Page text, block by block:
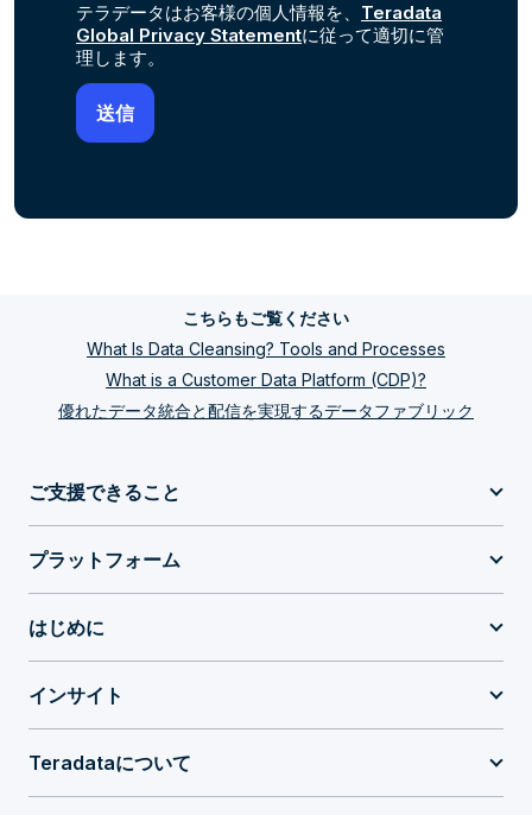
テラデータはお客様の個人情報を、 Teradata
Global Privacy Statementに従って適切に管
理します。
こちらもご覧ください
What Is Data Cleansing? Tools and Processes
What is a Customer Data Platform (CDP)?
優れたデータ統合と配信を実現するデータファブリック
ご支援できること
プラットフォーム
はじめに
インサイト
Teradataについて